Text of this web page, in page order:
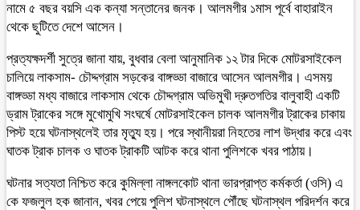
নামে ৫ বছর বয়সি এক কন্যা সন্তানের জনক। আলমগীর ১মাস পূর্বে বাহারাইন
থেকে ছুটিতে দেশে আসেন।
প্রত্যক্ষদর্শী সুত্রে জানা যায়, বুধবার বেলা আনুমানিক ১২ টার দিকে মোটরসাইকেল
চালিয়ে লাকসাম- চৌদ্দগ্রাম সড়কের বাঙ্গড্ডা বাজারে আসেন আলমগীর। এসময়
বাঙ্গড্ডা মধ্য বাজারে লাকসাম থেকে চৌদ্দগ্রাম অভিমুখী দ্রুতগতির বালুবাহী একটি
ড্রাম ট্রাকের সঙ্গে মুখোমুখি সংঘর্ষে মোটরসাইকেল চালক আলমগীর ট্রাকের চাকায়
পিস্ট হয়ে ঘটনাস্থলেই তার মৃত্যু হয়। পরে স্থানীয়রা নিহতের লাশ উদ্ধার করে এবং
ঘাতক ট্রাক চালক ও ঘাতক ট্রাকটি আটক করে থানা পুলিশকে খবর পাঠায়।
ঘটনার সত্যতা নিশ্চিত করে কুমিল্লা নাঙ্গলকোট থানা ভারপ্রাপ্ত কর্মকর্তা (ওসি) এ
কে ফজলুল হক জানান, খবর পেয়ে পুলিশ ঘটনাস্থলে পৌঁছে ঘটনাস্থল পরিদর্শন করে